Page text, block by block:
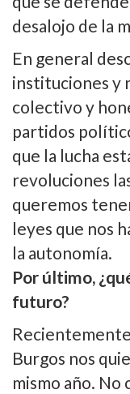
desalojo de la
En general
instituciones y
colectivo y
partidos
que la lucha
revoluciones
queremos
leyes que nos
la autonomí­a.
Por último,
futuro?
Burgos nos
mismo año.